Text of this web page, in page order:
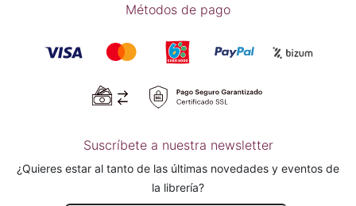
Métodos de pago
Suscríbete a nuestra newsletter
¿Quieres estar al tanto de las últimas novedades y eventos de
la librería?